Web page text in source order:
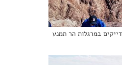
דייקים במרגלות הר תמנע